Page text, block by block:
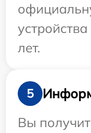
лет.
5
Вы